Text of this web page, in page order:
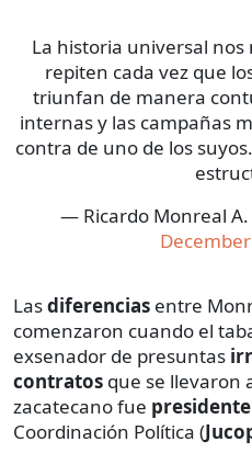
La historia universal
repiten cada vez que
triunfan de manera
internas y las campañas
contra de uno de los
— Ricardo Monreal A.
Lasdiferencias entre
comenzaron cuando el
exsenador de presuntas
contratos que se llevaron
zacatecano fue presidente
Coordinación Política (